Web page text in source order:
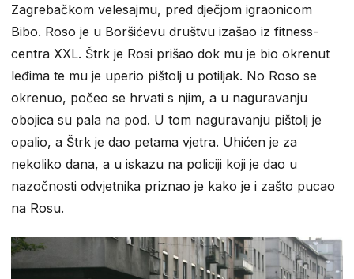
Zagrebačkom velesajmu, pred dječjom igraonicom
Bibo. Roso je u Boršićevu društvu izašao iz fitness-
centra XXL. Štrk je Rosi prišao dok mu je bio okrenut
leđima te mu je uperio pištolj u potiljak. No Roso se
okrenuo, počeo se hrvati s njim, a u naguravanju
obojica su pala na pod. U tom naguravanju pištolj je
opalio, a Štrk je dao petama vjetra. Uhićen je za
nekoliko dana, a u iskazu na policiji koji je dao u
nazočnosti odvjetnika priznao je kako je i zašto pucao
na Rosu.